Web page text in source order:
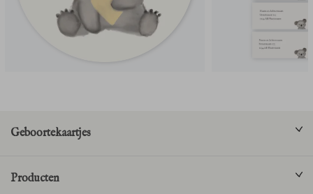
Geboortekaartjes
Producten